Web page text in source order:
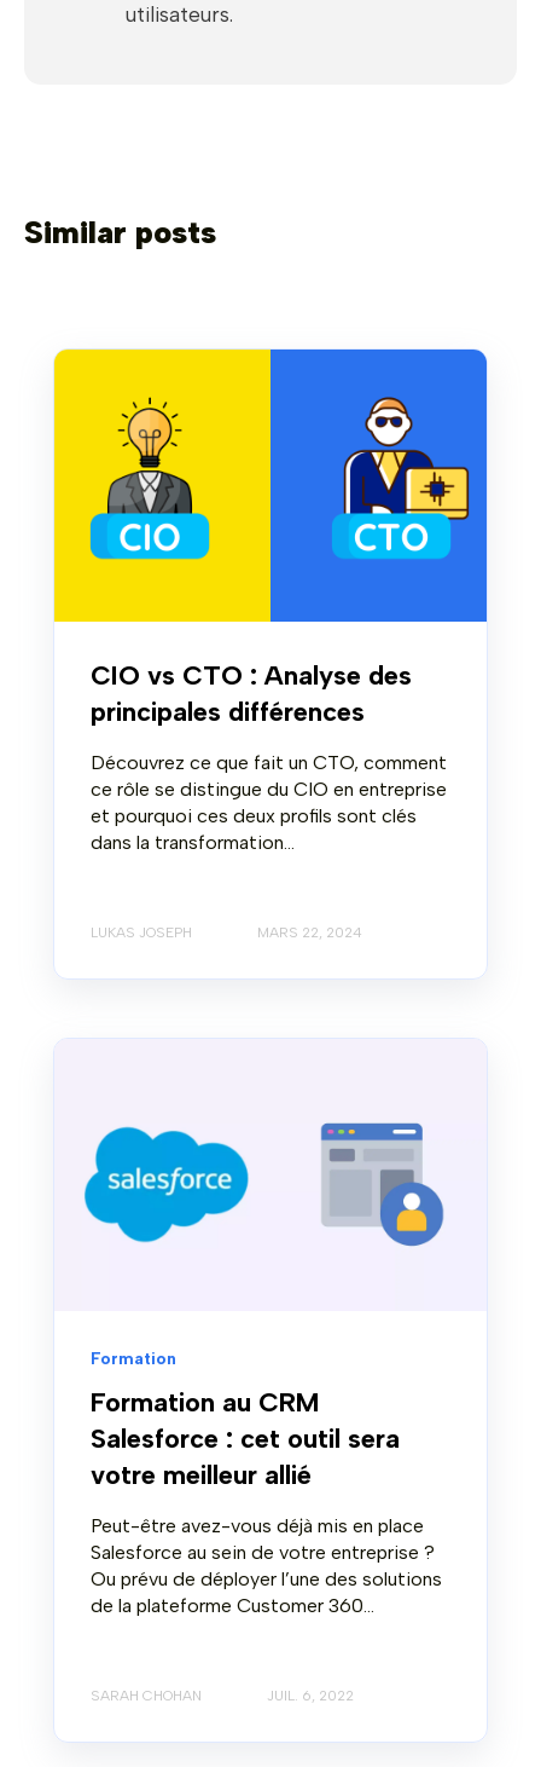
utilisateurs.
Similar posts
CIO vs CTO : Analyse des
principales différences
Découvrez ce que fait un CTO, comment
ce rôle se distingue du CIO en entreprise
et pourquoi ces deux profils sont clés
dans la transformation...
LUKAS JOSEPH MARS 22, 2024
Formation
Formation au CRM
Salesforce : cet outil sera
votre meilleur allié
Peut-être avez-vous déjà mis en place
Salesforce au sein de votre entreprise ?
Ou prévu de déployer l’une des solutions
de la plateforme Customer 360...
SARAH CHOHAN JUIL. 6, 2022